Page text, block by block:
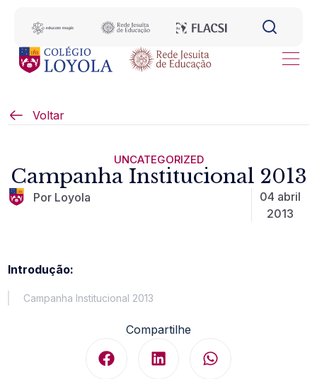
Voltar
UNCATEGORIZED
Campanha Institucional 2013
Por Loyola
04 abril
2013
Introdução:
Campanha Institucional 2013
Compartilhe